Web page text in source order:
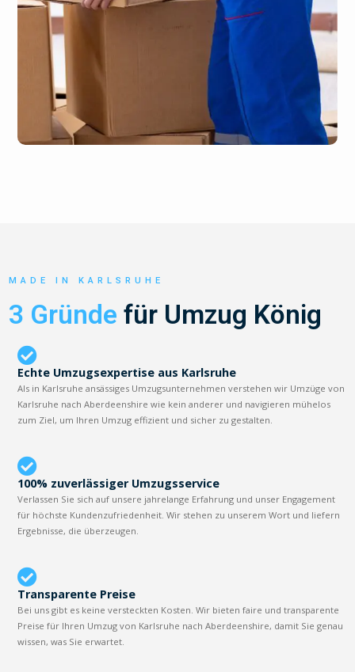
MADE IN KARLSRUHE
3 Gründe für Umzug König
Echte Umzugsexpertise aus Karlsruhe
Als in Karlsruhe ansässiges Umzugsunternehmen verstehen wir Umzüge von
Karlsruhe nach Aberdeenshire wie kein anderer und navigieren mühelos
zum Ziel, um Ihren Umzug effizient und sicher zu gestalten.
100% zuverlässiger Umzugsservice
Verlassen Sie sich auf unsere jahrelange Erfahrung und unser Engagement
für höchste Kundenzufriedenheit. Wir stehen zu unserem Wort und liefern
Ergebnisse, die überzeugen.
Transparente Preise
Bei uns gibt es keine versteckten Kosten. Wir bieten faire und transparente
Preise für Ihren Umzug von Karlsruhe nach Aberdeenshire, damit Sie genau
wissen, was Sie erwartet.